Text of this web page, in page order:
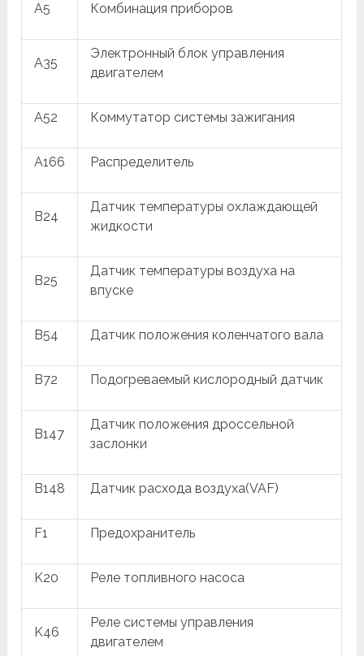
A5 Комбинация приборов
A35
Электронный блок управления
двигателем
A52 Коммутатор системы зажигания
A166 Распределитель
B24
Датчик температуры охлаждающей
жидкости
B25
Датчик температуры воздуха на
впуске
B54 Датчик положения коленчатого вала
B72 Подогреваемый кислородный датчик
B147
Датчик положения дроссельной
заслонки
B148 Датчик расхода воздуха(VAF)
F1 Предохранитель
K20 Реле топливного насоса
K46
Реле системы управления
двигателем